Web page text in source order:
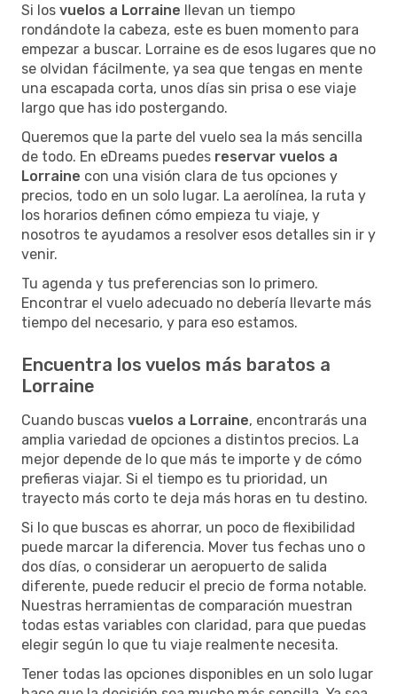
Si los vuelos a Lorraine llevan un tiempo
rondándote la cabeza, este es buen momento para
empezar a buscar. Lorraine es de esos lugares que no
se olvidan fácilmente, ya sea que tengas en mente
una escapada corta, unos días sin prisa o ese viaje
largo que has ido postergando.
Queremos que la parte del vuelo sea la más sencilla
de todo. En eDreams puedes reservar vuelos a
Lorraine con una visión clara de tus opciones y
precios, todo en un solo lugar. La aerolínea, la ruta y
los horarios definen cómo empieza tu viaje, y
nosotros te ayudamos a resolver esos detalles sin ir y
venir.
Tu agenda y tus preferencias son lo primero.
Encontrar el vuelo adecuado no debería llevarte más
tiempo del necesario, y para eso estamos.
Encuentra los vuelos más baratos a
Lorraine
Cuando buscas vuelos a Lorraine, encontrarás una
amplia variedad de opciones a distintos precios. La
mejor depende de lo que más te importe y de cómo
prefieras viajar. Si el tiempo es tu prioridad, un
trayecto más corto te deja más horas en tu destino.
Si lo que buscas es ahorrar, un poco de flexibilidad
puede marcar la diferencia. Mover tus fechas uno o
dos días, o considerar un aeropuerto de salida
diferente, puede reducir el precio de forma notable.
Nuestras herramientas de comparación muestran
todas estas variables con claridad, para que puedas
elegir según lo que tu viaje realmente necesita.
Tener todas las opciones disponibles en un solo lugar